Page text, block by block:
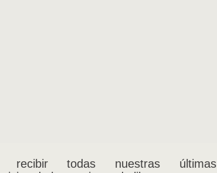
recibir todas nuestras últimas